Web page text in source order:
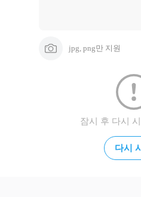
jpg, png만 지원
잠시 후 다시
다시